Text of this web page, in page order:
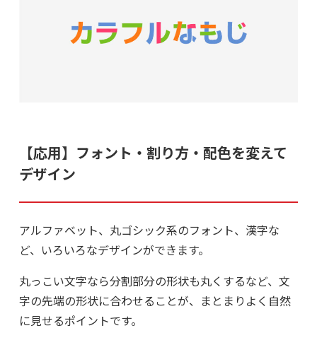
【応用】フォント・割り方・配色を変えて
デザイン
アルファベット、丸ゴシック系のフォント、漢字な
ど、いろいろなデザインができます。
丸っこい文字なら分割部分の形状も丸くするなど、文
字の先端の形状に合わせることが、まとまりよく自然
に見せるポイントです。